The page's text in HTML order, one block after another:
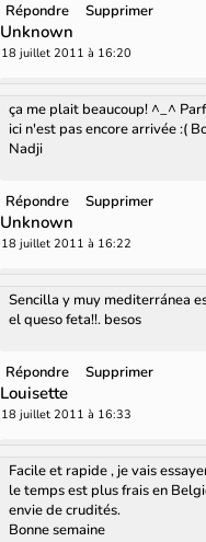
Répondre Supprimer
Unknown
18 juillet 2011 à 16:20
ça me plait beaucoup! ^_^
ici n'est pas encore arrivée :(
Nadji
Répondre Supprimer
Unknown
18 juillet 2011 à 16:22
Sencilla y muy mediterránea
el queso feta!!. besos
Répondre Supprimer
Louisette
18 juillet 2011 à 16:33
Facile et rapide , je vais
le temps est plus frais en
envie de crudités.
Bonne semaine